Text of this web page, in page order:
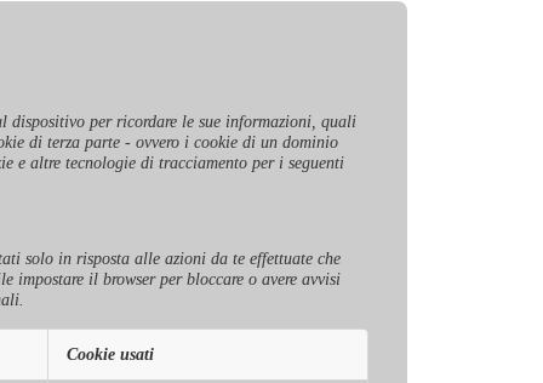
dispositivo per ricordare le sue informazioni, quali
di terza parte - ovvero i cookie di un dominio
e altre tecnologie di tracciamento per i seguenti
solo in risposta alle azioni da te effettuate che
impostare il browser per bloccare o avere avvisi
Cookie usati